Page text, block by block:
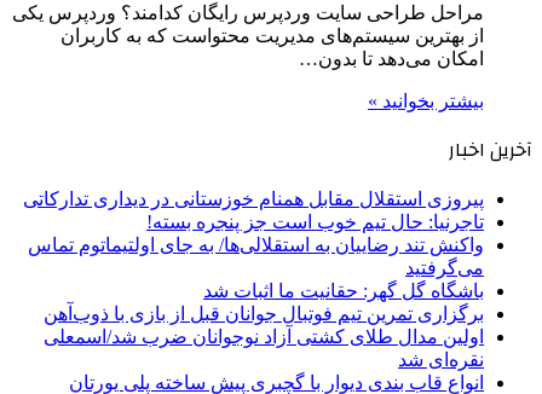
مراحل طراحی سایت وردپرس رایگان کدامند؟ وردپرس یکی
از بهترین سیستم‌های مدیریت محتواست که به کاربران
امکان می‌دهد تا بدون…
بیشتر بخوانید »
آخرین اخبار
پیروزی استقلال مقابل همنام خوزستانی در دیداری تدارکاتی
تاجرنیا: حال تیم خوب است جز پنجره بسته!
واکنش تند رضاییان به استقلالی‌ها/ به جای اولتیماتوم تماس
می‌گرفتید
باشگاه گل گهر: حقانیت ما اثبات شد
برگزاری تمرین تیم فوتبال جوانان قبل از بازی با ذوب‌آهن
اولین مدال طلای کشتی آزاد نوجوانان ضرب شد/اسمعلی
نقره‌ای شد
انواع قاب بندی دیوار با گچبری پیش ساخته پلی یورتان